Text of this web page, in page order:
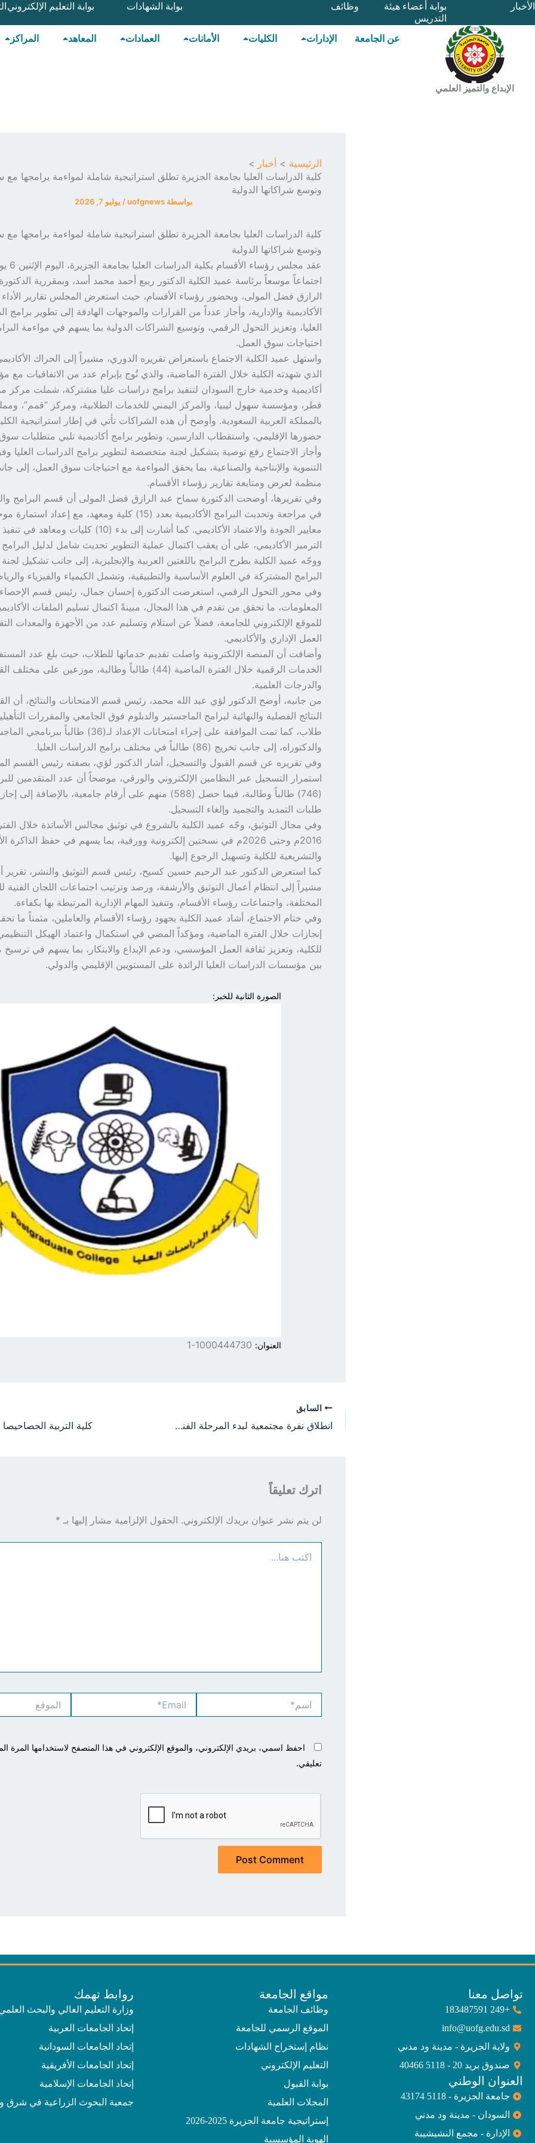
تخطي
إلى
الأخبار
بوابة أعضاء هيئة
التدريس
وظائف بوابة الشهادات بوابة التعليم الإلكتروني
الإبداع والتميز العلمي
عن الجامعة الإدارات الكليات الأمانات العمادات المعاهد المراكز
الرئيسية
أخبار
كلية الدراسات العليا بجامعة الجزيرة تطلق استراتيجية شاملة لمواءمة برامجها
وتوسع شراكاتها الدولية
بواسطة uofgnews
/ يوليو 7, 2026
كلية الدراسات العليا بجامعة الجزيرة تطلق استراتيجية شاملة لمواءمة برامجها
وتوسع شراكاتها الدولية
اجتماعاً موسعاً برئاسة عميد الكلية الدكتور ربيع أحمد محمد أسد، وبمقررية
الرازق فضل المولى، وبحضور رؤساء الأقسام، حيث استعرض المجلس تقارير الأداء
الأكاديمية والإدارية، وأجاز عدداً من القرارات والموجهات الهادفة إلى تطوير برامج
العليا، وتعزيز التحول الرقمي، وتوسيع الشراكات الدولية بما يسهم في مواءمة
احتياجات سوق العمل.
واستهل عميد الكلية الاجتماع باستعراض تقريره الدوري، مشيراً إلى الحراك
الذي شهدته الكلية خلال الفترة الماضية، والذي تُوج بإبرام عدد من الاتفاقيات
أكاديمية وخدمية خارج السودان لتنفيذ برامج دراسات عليا مشتركة، شملت مركز
قطر، ومؤسسة سهول ليبيا، والمركز اليمني للخدمات الطلابية، ومركز “قمم”،
بالمملكة العربية السعودية. وأوضح أن هذه الشراكات تأتي في إطار استراتيجية
حضورها الإقليمي، واستقطاب الدارسين، وتطوير برامج أكاديمية تلبي متطلبات
وأجاز الاجتماع رفع توصية بتشكيل لجنة متخصصة لتطوير برامج الدراسات العليا
التنموية والإنتاجية والصناعية، بما يحقق المواءمة مع احتياجات سوق العمل، إلى
منظمة لعرض ومتابعة تقارير رؤساء الأقسام.
وفي تقريرها، أوضحت الدكتورة سماح عبد الرازق فضل المولى أن قسم البرامج
في مراجعة وتحديث البرامج الأكاديمية بعدد (15) كلية ومعهد، مع
معايير الجودة والاعتماد الأكاديمي. كما أشارت إلى بدء (10) كليات
الترميز الأكاديمي، على أن يعقب اكتمال عملية التطوير تحديث شامل لدليل البرامج
ووجّه عميد الكلية بطرح البرامج باللغتين العربية والإنجليزية، إلى جانب تشكيل لجنة
البرامج المشتركة في العلوم الأساسية والتطبيقية، وتشمل الكيمياء والفيزياء
وفي محور التحول الرقمي، استعرضت الدكتورة إحسان جمال، رئيس قسم الإحصاء
المعلومات، ما تحقق من تقدم في هذا المجال، مبينةً اكتمال تسليم الملفات
للموقع الإلكتروني للجامعة، فضلاً عن استلام وتسليم عدد من الأجهزة والمعدات
العمل الإداري والأكاديمي.
وأضافت أن المنصة الإلكترونية واصلت تقديم خدماتها للطلاب، حيث بلغ عدد
الخدمات الرقمية خلال الفترة الماضية (44) طالباً وطالبة، موزعين على
والدرجات العلمية.
من جانبه، أوضح الدكتور لؤي عبد الله محمد، رئيس قسم الامتحانات والنتائج، أن
طلاب، كما تمت الموافقة على إجراء امتحانات الإعداد لـ(36) طالباً
والدكتوراه، إلى جانب تخريج (86) طالباً في مختلف برامج الدراسات العليا.
وفي تقريره عن قسم القبول والتسجيل، أشار الدكتور لؤي، بصفته رئيس القسم
استمرار التسجيل عبر النظامين الإلكتروني والورقي، موضحاً أن عدد المتقدمين
(746) طالباً وطالبة، فيما حصل (588) منهم على أرقام جامعية، بالإضافة
طلبات التمديد والتجميد وإلغاء التسجيل.
وفي مجال التوثيق، وجّه عميد الكلية بالشروع في توثيق مجالس الأساتذة خلال
2016م وحتى 2026م في نسختين إلكترونية وورقية، بما يسهم في حفظ الذاكرة
والتشريعية للكلية وتسهيل الرجوع إليها.
كما استعرض الدكتور عبد الرحيم حسين كسيح، رئيس قسم التوثيق والنشر، تقرير
مشيراً إلى انتظام أعمال التوثيق والأرشفة، ورصد وترتيب اجتماعات اللجان الفنية
المختلفة، واجتماعات رؤساء الأقسام، وتنفيذ المهام الإدارية المرتبطة بها بكفاءة.
وفي ختام الاجتماع، أشاد عميد الكلية بجهود رؤساء الأقسام والعاملين، مثمناً ما
إنجازات خلال الفترة الماضية، ومؤكداً المضي في استكمال واعتماد الهيكل
للكلية، وتعزيز ثقافة العمل المؤسسي، ودعم الإبداع والابتكار، بما يسهم في ترسيخ
بين مؤسسات الدراسات العليا الرائدة على المستويين الإقليمي والدولي.
الصورة الثانية للخبر:
العنوان: 1000444730-1
السابق
انطلاق نفرة مجتمعية لبدء المرحلة الفنية لمشروع جسر الحديبة.. وجامعة الجزيرة تؤكد التزامها بتسخير خبراتها لخدمة التنمية
اترك تعليقاً
لن يتم نشر عنوان بريدك الإلكتروني. الحقول الإلزامية مشار إليها بـ *
هنا...
احفظ اسمي، بريدي الإلكتروني، والموقع الإلكتروني في هذا المتصفح لاستخدامها المرة
تعليقي.
تواصل معنا
+249 183487591
info@uofg.edu.sd
ولاية الجزيرة - مدينة ود مدني
صندوق بريد 20 - 5118 40466
العنوان الوطني
جامعة الجزيرة - 5118 43174
السودان - مدينة ود مدني
الإدارة - مجمع النشيشيبة
مواقع الجامعة
وظائف الجامعة
الموقع الرسمي للجامعة
نظام إستخراج الشهادات
التعليم الإلكتروني
بوابة القبول
المجلات العلمية
إستراتيجية جامعة الجزيرة 2025-2026
الهوية المؤسسية
روابط تهمك
وزارة التعليم العالي والبحث
إتحاد الجامعات العربية
إتحاد الجامعات السودانية
إتحاد الجامعات الأفريقية
إتحاد الجامعات الإسلامية
جمعية البحوث الزراعية في شرق